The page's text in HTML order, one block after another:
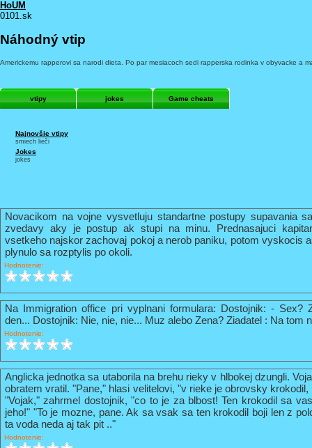
HoUM
0101.sk
Náhodný vtip
Americkemu rapperovi sa narodi dieta. Po par mesiacoch sedi rapperska rodinka v obyvacke a
vtipy jokes Game cheats
Najnovšie vtipy
smiech lieči
Jokes
jokes
Novacikom na vojne vysvetluju standartne postupy supavania
zvedavy aky je postup ak stupi na minu. Prednasajuci
vsetkeho najskor zachovaj pokoj a nerob paniku, potom vyskocis
plynulo sa rozptylis po okoli.
Hodnotenie:
Na Immigration office pri vyplnani formulara: Dostojnik: - Sex?
den... Dostojnik: Nie, nie, nie... Muz alebo Zena? Ziadatel : Na tom
Hodnotenie:
Anglicka jednotka sa utaborila na brehu rieky v hlbokej dzungli.
obratem vratil. "Pane," hlasi velitelovi, "v rieke je obrovsky
"Vojak," zahrmel dostojnik, "co to je za blbost! Ten krokodil sa
jeho!" "To je mozne, pane. Ak sa vsak sa ten krokodil boji len z
ta voda neda aj tak pit .."
Hodnotenie: